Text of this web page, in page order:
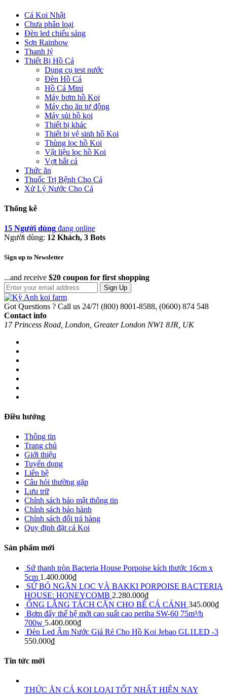
Cá Koi Nhật
Chưa phân loại
Đèn led chiếu sáng
Sơn Rainbow
Thanh lý
Thiết Bị Hồ Cá
Dụng cụ test nước
Đèn Hồ Cá
Hồ Cá Mini
Máy bơm hồ Koi
Máy cho ăn tự động
Máy sủi hồ koi
Thiết bị khác
Thiết bị vệ sinh hồ Koi
Thùng lọc hồ Koi
Vật liệu lọc hồ Koi
Vợt bắt cá
Thức ăn
Thuốc Trị Bệnh Cho Cá
Xử Lý Nước Cho Cá
Thống kê
15 Người dùng đang online
Người dùng: 12 Khách, 3 Bots
Sign up to Newsletter
...and receive $20 coupon for first shopping
Sign Up
Got Questions ? Call us 24/7! (800) 8001-8588, (0600) 874 548
Contact info
17 Princess Road, London, Greater London NW1 8JR, UK
Điều hướng
Thông tin
Trang chủ
Giới thiệu
Tuyển dụng
Liên hệ
Câu hỏi thường gặp
Lưu trữ
Chính sách bảo mật thông tin
Chính sách bảo hành
Chính sách đổi trả hàng
Quy định đặt cá Koi
Sản phẩm mới
Sứ thanh tròn Bacteria House Porpoise kích thước 16cm x
5cm 1.400.000₫
SỨ BỎ NGĂN LỌC VÀ BAKKI PORPOISE BACTERIA
HOUSE: HONEYCOMB 2.280.000₫
ỐNG LẮNG TÁCH CẶN CHO BỂ CÁ CẢNH 345.000₫
Bơm đẩy thế hệ mới cao suất cao periha SW-60 75m³/h
700w 5.400.000₫
Đèn Led Âm Nước Giá Rẻ Cho Hồ Koi Jebao GL1LED -3
550.000₫
Tin tức mới
THỨC ĂN CÁ KOI LOẠI TỐT NHẤT HIỆN NAY